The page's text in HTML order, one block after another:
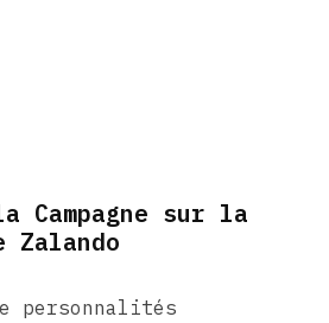
Campagne sur la
Zalando
personnalités